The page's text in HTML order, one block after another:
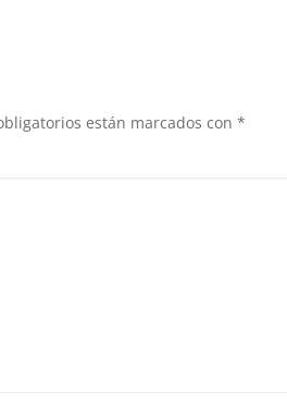
están marcados con *